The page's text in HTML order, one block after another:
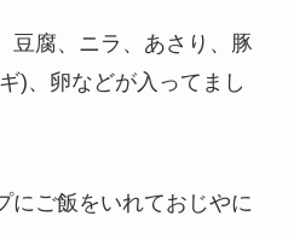
豆腐、ニラ、あさり、豚
)、卵などが入ってまし
にご飯をいれておじやに